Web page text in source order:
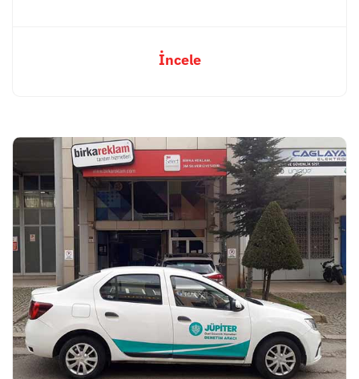
İncele